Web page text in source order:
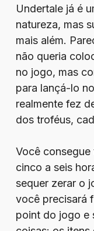
Undertale já é
natureza, mas
mais além.
não queria
no jogo, mas
para lançá-lo
realmente fez
dos troféus,
Você consegue
cinco a seis
sequer zerar o
você precisará
point do jogo e